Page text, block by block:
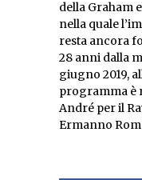
della Graham
nella quale
resta ancora
28 anni dalla
giugno 2019,
programma è
André per il
Ermanno